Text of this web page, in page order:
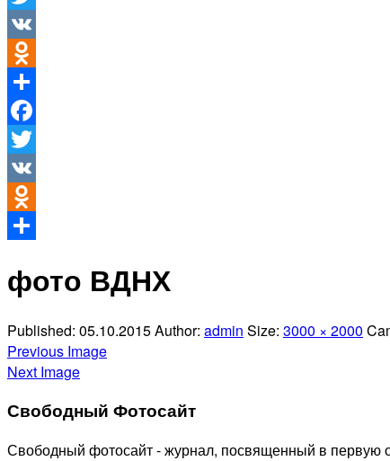
Twitter
VK
Odnoklassniki
Отправить
Facebook
Twitter
VK
Odnoklassniki
фото ВДНХ
Published: 05.10.2015Author: admin Size: 3000 × 2000
Previous Image
Next Image
Свободный Фотосайт
Свободный фотосайт - журнал, посвященный в первую